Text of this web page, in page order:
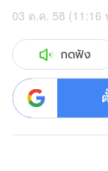
03 ต.ค. 58 (11:16
กดฟัง